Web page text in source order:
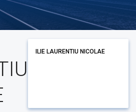
ILIE LAURENTIU NICOLAE